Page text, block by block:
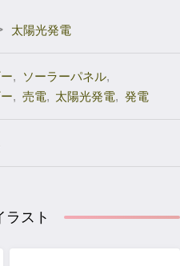
太陽光発電
, ソーラーパネル,
, 売電, 太陽光発電, 発電
ラスト